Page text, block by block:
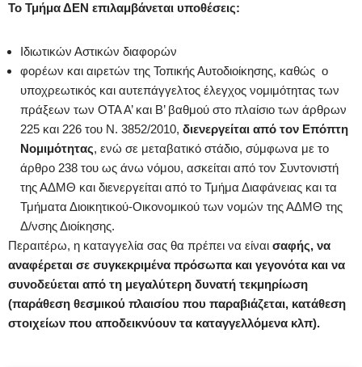
Το Τμήμα ΔΕΝ επιλαμβάνεται υποθέσεις:
Ιδιωτικών Αστικών διαφορών
φορέων και αιρετών της Τοπικής Αυτοδιοίκησης, καθώς ο
υποχρεωτικός και αυτεπάγγελτος έλεγχος νομιμότητας των
πράξεων των ΟΤΑ Α’ και Β’ βαθμού στο πλαίσιο των άρθρων
225 και 226 του Ν. 3852/2010, διενεργείται από τον Επόπτη
Νομιμότητας, ενώ σε μεταβατικό στάδιο, σύμφωνα με το
άρθρο 238 του ως άνω νόμου, ασκείται από τον Συντονιστή
της ΑΔΜΘ και διενεργείται από το Τμήμα Διαφάνειας και τα
Τμήματα Διοικητικού-Οικονομικού των νομών της ΑΔΜΘ της
Δ/νσης Διοίκησης.
Περαιτέρω, η καταγγελία σας θα πρέπει να είναι σαφής, να
αναφέρεται σε συγκεκριμένα πρόσωπα και γεγονότα και να
συνοδεύεται από τη μεγαλύτερη δυνατή τεκμηρίωση
(παράθεση θεσμικού πλαισίου που παραβιάζεται, κατάθεση
στοιχείων που αποδεικνύουν τα καταγγελλόμενα κλπ).